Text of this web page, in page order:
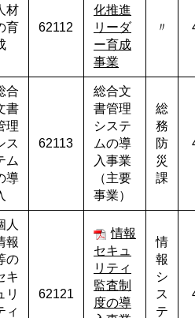
材
育
62112
化推進
リーダ
ー育成
事業
〃
合
書
理
ス
ム
導
62113
総合文
書管理
システ
ムの導
入事業
（主要
事業）
総
務
防
災
課
人
報
の
キ
リ
ィ
62121
情報
セキュ
リティ
監査制
度の導
情
報
シ
ス
テ